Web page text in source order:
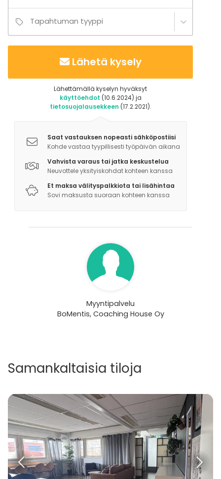
Tapahtuman tyyppi
Lähetä kysely
Lähettämällä kyselyn hyväksyt
käyttöehdot (10.6.2024) ja
tietosuojalausekkeen (17.2.2021).
Saat vastauksen nopeasti sähköpostiisi
Kohde vastaa tyypillisesti työpäivän aikana
Vahvista varaus tai jatka keskustelua
Neuvottele yksityiskohdat kohteen kanssa
Et maksa välityspalkkiota tai lisähintaa
Sovi maksusta suoraan kohteen kanssa
Myyntipalvelu
BoMentis, Coaching House Oy
Samankaltaisia tiloja